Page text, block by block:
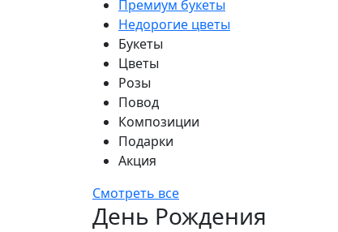
Премиум букеты
Недорогие цветы
Букеты
Цветы
Розы
Повод
Композиции
Подарки
Акция
Смотреть все
День Рождения